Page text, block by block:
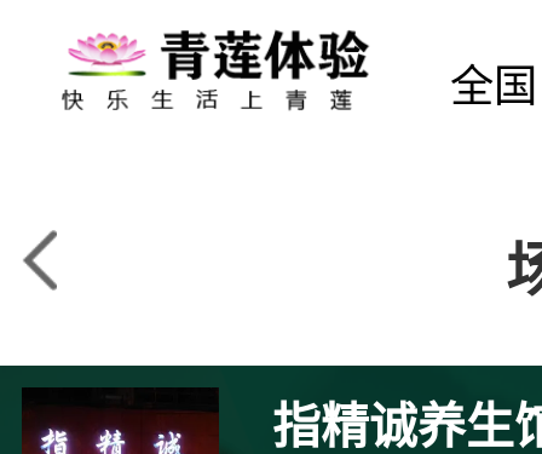
全国
指精诚养生